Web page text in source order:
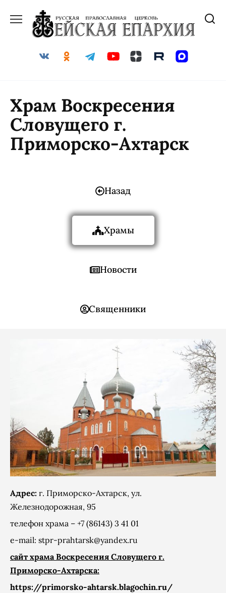
Храм Воскресения
Словущего г.
Приморско-Ахтарск
Назад
Храмы
Новости
Священники
Адрес: г. Приморско-Ахтарск, ул.
Железнодорожная, 95
телефон храма – +7 (86143) 3 41 01
e-mail: stpr-prahtarsk@yandex.ru
сайт храма Воскресения Словущего г.
Приморско-Ахтарска:
https://primorsko-ahtarsk.blagochin.ru/